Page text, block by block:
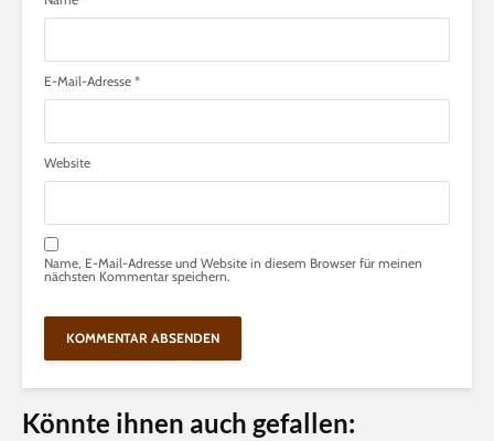
E-Mail-Adresse *
Website
Name, E-Mail-Adresse und Website in diesem Browser für meinen
nächsten Kommentar speichern.
Könnte ihnen auch gefallen: